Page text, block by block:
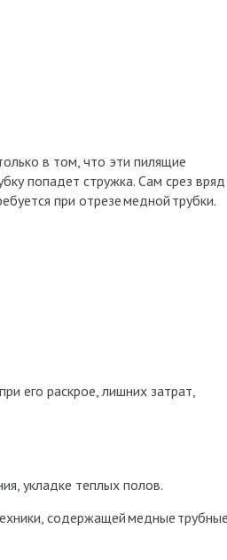
в том, что эти пилящие
попадет стружка. Сам срез вряд
при отрезе медной трубки.
его раскрое, лишних затрат,
укладке теплых полов.
содержащей медные трубные